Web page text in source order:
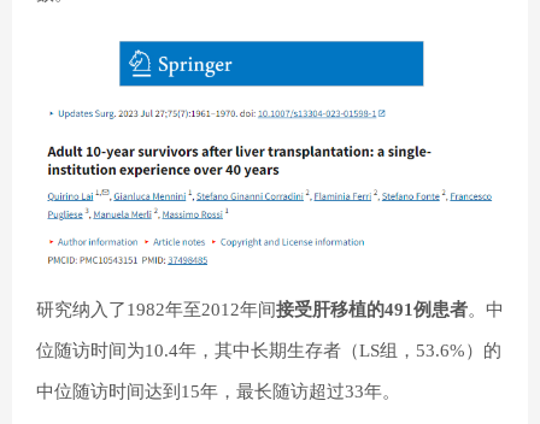
研究纳入了1982年至2012年间接受肝移植的491例患者。中
位随访时间为10.4年，其中长期生存者（LS组，53.6%）的
中位随访时间达到15年，最长随访超过33年。